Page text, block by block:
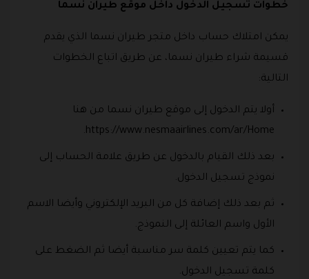
خطوات تسجيل الدخول داخل موقع طيران نسما
يمكن امتلاك حساب داخل متجر طيران نسما الذي يقدم
قسيمة شراء طيران نسما، عن طريق اتباع الخطوات
التالية:
أولا يتم الدخول إلى موقع طيران نسما من هنا
https://www.nesmaairlines.com/ar/Home.
بعد ذلك القيام بالدخول عن طريق علامة الحساب إلى
نموذج تسجيل الدخول.
ثم بعد ذلك إضافة كل من البريد الإلكتروني وأيضا الاسم
الأول واسم العائلة إلى النموذج.
كما يتم تعيين كلمة سر مناسبة أيضا ثم الضغط على
كلمة تسجيل الدخول.